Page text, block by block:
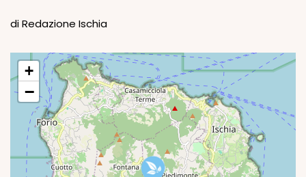
di Redazione Ischia
+
−